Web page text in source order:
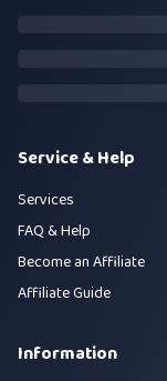
Service & Help
Services
FAQ & Help
Become an Affiliate
Affiliate Guide
Information